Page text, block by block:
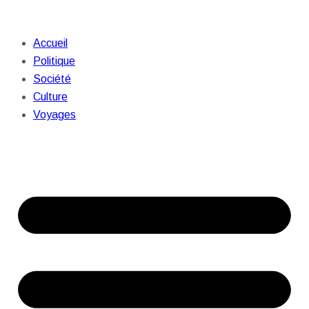
Accueil
Politique
Société
Culture
Voyages